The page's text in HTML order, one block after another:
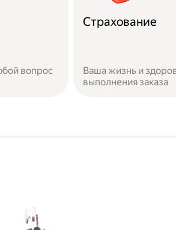
вопрос
Страхование
Ваша жизнь и
выполнения заказа